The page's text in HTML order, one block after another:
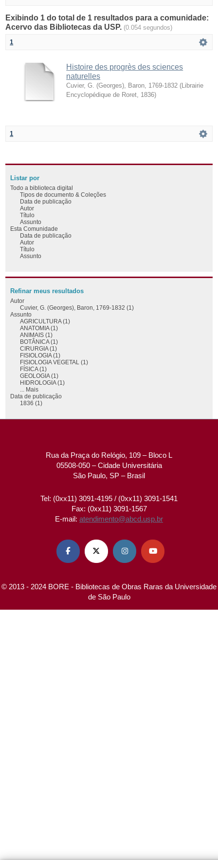
Exibindo 1 do total de 1 resultados para a comunidade:
Acervo das Bibliotecas da USP. (0.054 segundos)
1
Histoire des progrès des sciences
naturelles
Cuvier, G. (Georges), Baron, 1769-1832 ( Librairie
Encyclopédique de Roret 1836)
1
Listar por
Todo a biblioteca digital
Tipos de documento & Coleções
Data de publicação
Autor
Título
Assunto
Esta Comunidade
Data de publicação
Autor
Título
Assunto
Refinar meus resultados
Autor
Cuvier, G. (Georges), Baron, 1769-1832 (1)
Assunto
AGRICULTURA (1)
ANATOMIA (1)
ANIMAIS (1)
BOTÂNICA (1)
CIRURGIA (1)
FISIOLOGIA (1)
FISIOLOGIA VEGETAL (1)
FÍSICA (1)
GEOLOGIA (1)
HIDROLOGIA (1)
... Mais
Data de publicação
1836 (1)
Rua da Praça do Relógio, 109 – Bloco L
05508-050 – Cidade Universitária
São Paulo, SP – Brasil
Tel: (0xx11) 3091-4195 / (0xx11) 3091-1541
Fax: (0xx11) 3091-1567
E-mail: atendimento@abcd.usp.br
   
© 2013 - 2024 BORE - Bibliotecas de Obras Raras da Universidade
de São Paulo